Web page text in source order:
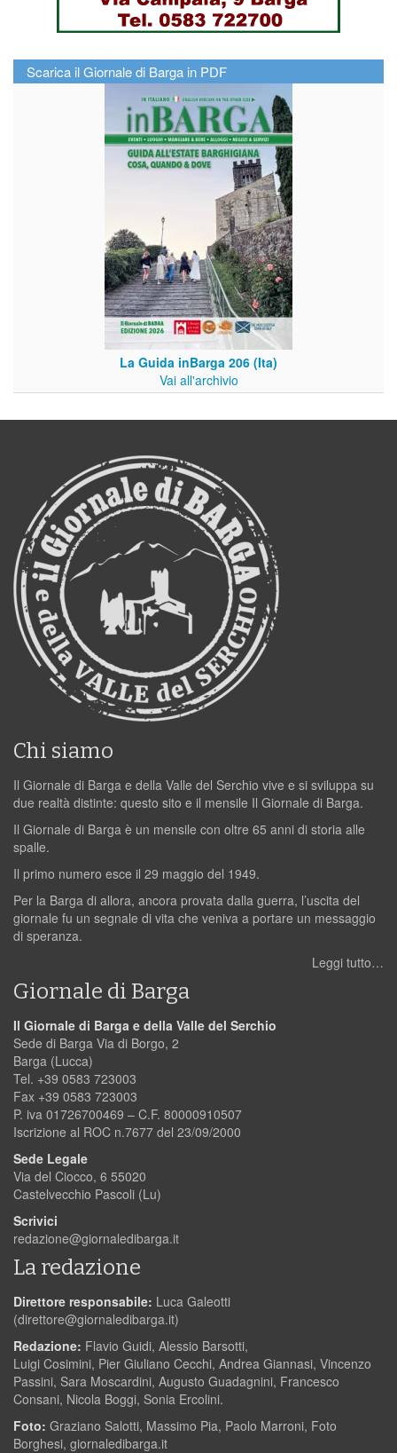
Scarica il Giornale di Barga in PDF
La Guida inBarga 206 (Ita)
Vai all'archivio
Chi siamo
Il Giornale di Barga e della Valle del Serchio vive e si sviluppa su
due realtà distinte: questo sito e il mensile Il Giornale di Barga.
Il Giornale di Barga è un mensile con oltre 65 anni di storia alle
spalle.
Il primo numero esce il 29 maggio del 1949.
Per la Barga di allora, ancora provata dalla guerra, l’uscita del
giornale fu un segnale di vita che veniva a portare un messaggio
di speranza.
Leggi tutto…
Giornale di Barga
Il Giornale di Barga e della Valle del Serchio
Sede di Barga Via di Borgo, 2
Barga (Lucca)
Tel. +39 0583 723003
Fax +39 0583 723003
P. iva 01726700469 – C.F. 80000910507
Iscrizione al ROC n.7677 del 23/09/2000
Sede Legale
Via del Ciocco, 6 55020
Castelvecchio Pascoli (Lu)
Scrivici
redazione@giornaledibarga.it
La redazione
Direttore responsabile: Luca Galeotti
(direttore@giornaledibarga.it)
Redazione: Flavio Guidi, Alessio Barsotti,
Luigi Cosimini, Pier Giuliano Cecchi, Andrea Giannasi, Vincenzo
Passini, Sara Moscardini, Augusto Guadagnini, Francesco
Consani, Nicola Boggi, Sonia Ercolini.
Foto: Graziano Salotti, Massimo Pia, Paolo Marroni, Foto
Borghesi, giornaledibarga.it